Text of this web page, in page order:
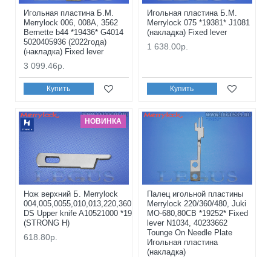
Игольная пластина Б.М.
Merrylock 006, 008A, 3562
Bernette b44 *19436* G4014
5020405936 (2022года)
(накладка) Fixed lever
3 099.46р.
Купить
Игольная пластина Б.М.
Merrylock 075 *19381* J1081
(накладка) Fixed lever
1 638.00р.
Купить
НОВИНКА
Нож верхний Б. Merrylock
004,005,0055,010,013,220,360,480,640,740
DS Upper knife A10521000 *19730*
(STRONG H)
618.80р.
Палец игольной пластины
Merrylock 220/360/480, Juki
MO-680,80CB *19252* Fixed
lever N1034, 40233662
Tounge On Needle Plate
Игольная пластина
(накладка)